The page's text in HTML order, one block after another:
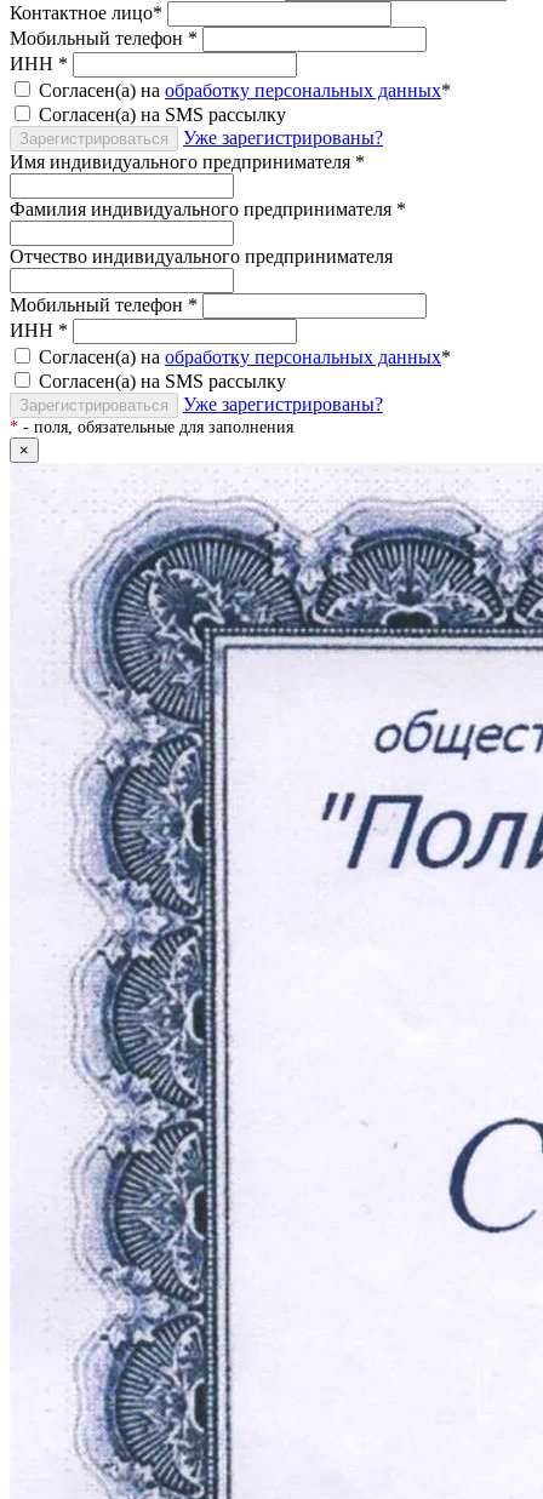
Контактное лицо*
Мобильный телефон *
ИНН *
Согласен(а) на обработку персональных данных*
Согласен(а) на SMS рассылку
Зарегистрироваться
Уже зарегистрированы?
Имя индивидуального предпринимателя *
Фамилия индивидуального предпринимателя *
Отчество индивидуального предпринимателя
Мобильный телефон *
ИНН *
Согласен(а) на обработку персональных данных*
Согласен(а) на SMS рассылку
Зарегистрироваться Уже зарегистрированы?
* - поля, обязательные для заполнения
×